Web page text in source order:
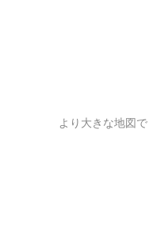
より大きな地図で